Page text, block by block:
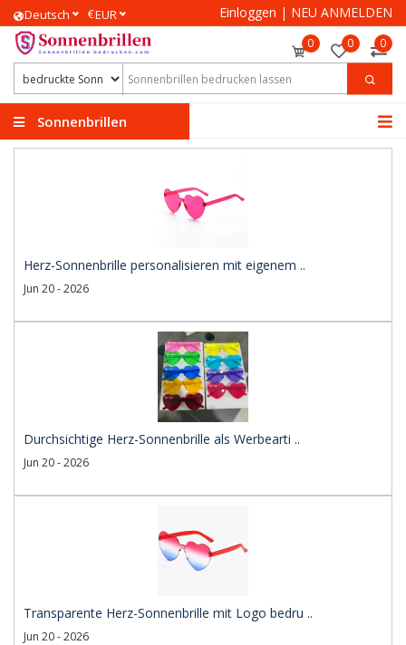
Deutsch €EUR Einloggen | NEU ANMELDEN
0 0 0
Sonnenbrillen
Herz-Sonnenbrille personalisieren mit eigenem ..
Jun 20 - 2026
Durchsichtige Herz-Sonnenbrille als Werbearti ..
Jun 20 - 2026
Transparente Herz-Sonnenbrille mit Logo bedru ..
Jun 20 - 2026